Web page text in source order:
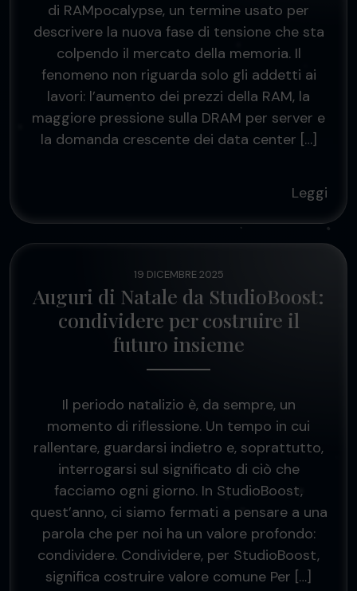
di RAMpocalypse, un termine usato per
descrivere la nuova fase di tensione che sta
colpendo il mercato della memoria. Il
fenomeno non riguarda solo gli addetti ai
lavori: l’aumento dei prezzi della RAM, la
maggiore pressione sulla DRAM per server e
la domanda crescente dei data center […]
Leggi
19 DICEMBRE 2025
Auguri di Natale da StudioBoost:
condividere per costruire il
futuro insieme
Il periodo natalizio è, da sempre, un
momento di riflessione. Un tempo in cui
rallentare, guardarsi indietro e, soprattutto,
interrogarsi sul significato di ciò che
facciamo ogni giorno. In StudioBoost,
quest’anno, ci siamo fermati a pensare a una
parola che per noi ha un valore profondo:
condividere. Condividere, per StudioBoost,
significa costruire valore comune Per […]